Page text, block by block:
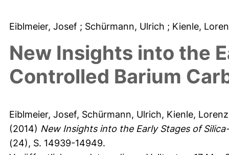
Eiblmeier, Josef ; Schürmann, Ulrich ; Kienle,
New Insights into the
Controlled Barium
Eiblmeier, Josef, Schürmann, Ulrich, Kienle, Lorenz
(2014) New Insights into the Early Stages of
(24), S. 14939-14949.